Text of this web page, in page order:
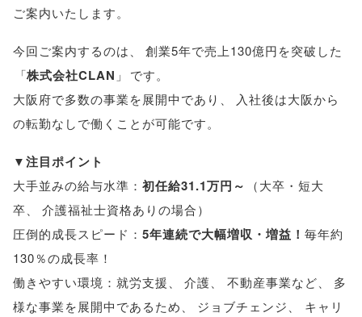
ご案内いたします。
今回ご案内するのは、
創業5年で売上130億円を突破した
「株式会社CLAN 」 です。
大阪府で多数の事業を展開中であり 、
入社後は大阪から
の転勤なしで働くことが可能です。
▼注目ポイント
大手並みの給与水準： 初任給31.1万円～ （大卒・短大
卒、 介護福祉士資格ありの場合）
圧倒的成長スピード： 5年連続で大幅増収・増益！ 毎年約
130％の成長率！
働きやすい環境：就労支援、 介護、 不動産事業など、
多
様な事業を展開中であるため、 ジョブチェンジ、
キャリ